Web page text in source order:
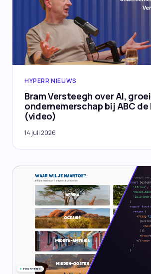
HYPERR NIEUWS
Bram Versteegh over AI,
ondernemerschap bij ABC
(video)
14 juli 2026